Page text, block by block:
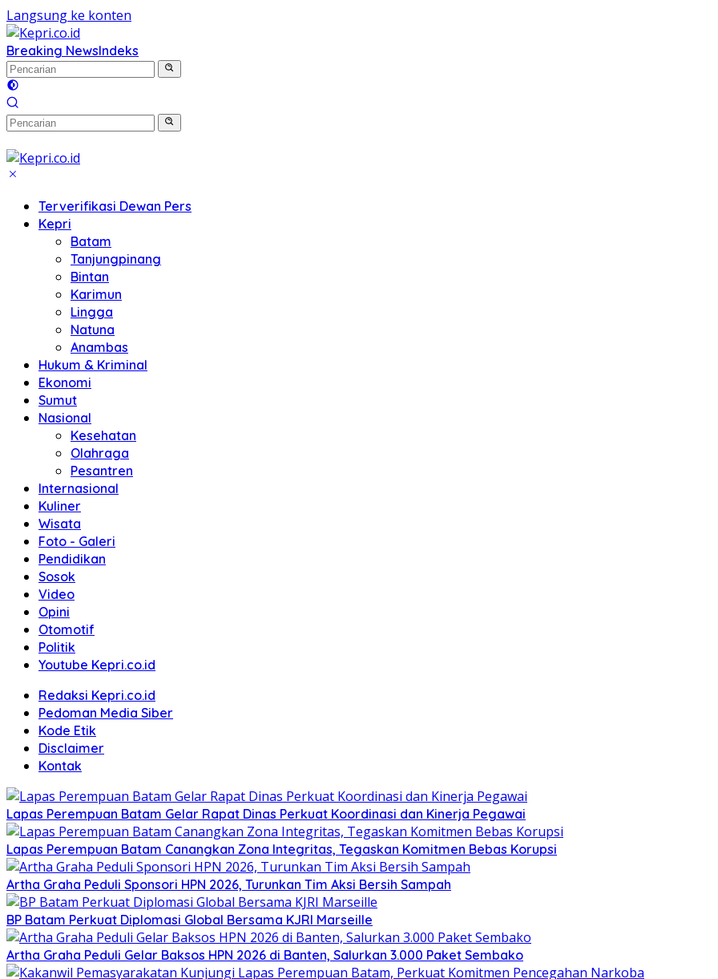
Langsung ke konten
Breaking NewsIndeks
Terverifikasi Dewan Pers
Kepri
Batam
Tanjungpinang
Bintan
Karimun
Lingga
Natuna
Anambas
Hukum & Kriminal
Ekonomi
Sumut
Nasional
Kesehatan
Olahraga
Pesantren
Internasional
Kuliner
Wisata
Foto - Galeri
Pendidikan
Sosok
Video
Opini
Otomotif
Politik
Youtube Kepri.co.id
Redaksi Kepri.co.id
Pedoman Media Siber
Kode Etik
Disclaimer
Kontak
Lapas Perempuan Batam Gelar Rapat Dinas Perkuat Koordinasi dan Kinerja Pegawai
Lapas Perempuan Batam Canangkan Zona Integritas, Tegaskan Komitmen Bebas Korupsi
Artha Graha Peduli Sponsori HPN 2026, Turunkan Tim Aksi Bersih Sampah
BP Batam Perkuat Diplomasi Global Bersama KJRI Marseille
Artha Graha Peduli Gelar Baksos HPN 2026 di Banten, Salurkan 3.000 Paket Sembako